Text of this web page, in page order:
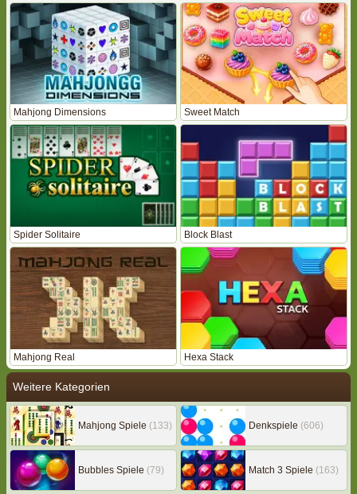
Mahjong Dimensions Sweet Match
Spider Solitaire Block Blast
Mahjong Real Hexa Stack
Weitere Kategorien
Mahjong Spiele (133) Denkspiele (606)
Bubbles Spiele (79) Match 3 Spiele (163)